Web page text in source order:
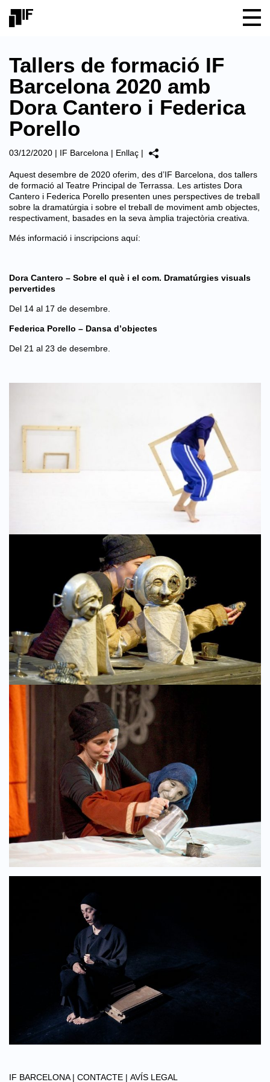
Tallers de formació IF
Barcelona 2020 amb
Dora Cantero i Federica
Porello
03/12/2020 | IF Barcelona | Enllaç |
Aquest desembre de 2020 oferim, des d’IF Barcelona, dos tallers
de formació al Teatre Principal de Terrassa. Les artistes Dora
Cantero i Federica Porello presenten unes perspectives de treball
sobre la dramatúrgia i sobre el treball de moviment amb objectes,
respectivament, basades en la seva àmplia trajectòria creativa.
Més informació i inscripcions aquí:
Dora Cantero – Sobre el què i el com. Dramatúrgies visuals
pervertides
Del 14 al 17 de desembre.
Federica Porello – Dansa d’objectes
Del 21 al 23 de desembre.
IF BARCELONA | CONTACTE | AVÍS LEGAL